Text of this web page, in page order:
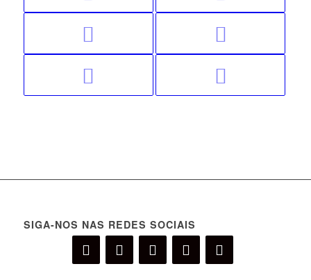
SIGA-NOS NAS REDES SOCIAIS